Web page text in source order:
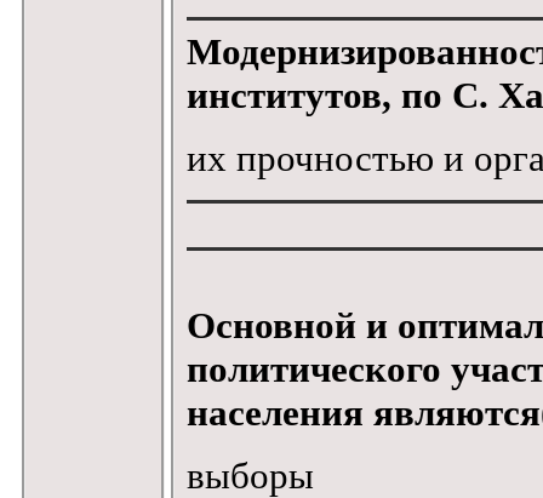
институтов, по С.
их прочностью и
Основной и
политического
населения
выборы